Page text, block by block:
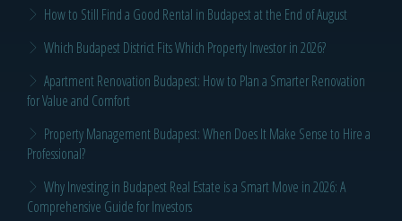
How to Still Find a Good Rental in Budapest at the End of August
Which Budapest District Fits Which Property Investor in 2026?
Apartment Renovation Budapest: How to Plan a Smarter Renovation
for Value and Comfort
Property Management Budapest: When Does It Make Sense to Hire a
Professional?
Why Investing in Budapest Real Estate is a Smart Move in 2026: A
Comprehensive Guide for Investors